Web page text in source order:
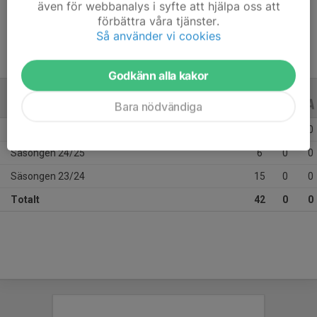
11 år
ALLA ÅR
0
Säsongen 24/25 6 0 0
Säsongen 23/24 15 0 0
Totalt 42 0 0
även för webbanalys i syfte att hjälpa oss att
förbättra våra tjänster.
Så använder vi cookies
Godkänn alla kakor
Bara nödvändiga